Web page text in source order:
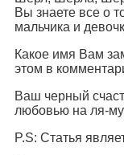
Вы знаете все о
мальчика и
Какое имя Вам
этом в
Ваш черный
любовью на ля-
P.S: Статья